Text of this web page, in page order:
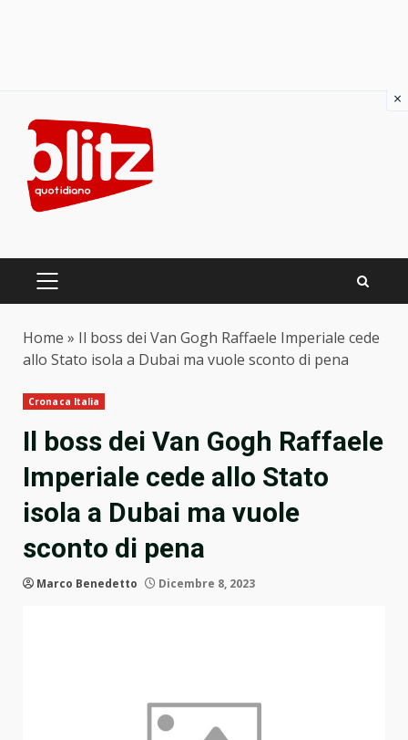
content
PRIMARY
Home » Il boss dei Van Gogh Raffaele Imperiale cede
allo Stato isola a Dubai ma vuole sconto di pena
Cronaca Italia
Il boss dei Van Gogh Raffaele
Imperiale cede allo Stato
isola a Dubai ma vuole
sconto di pena
Marco Benedetto Dicembre 8, 2023
×